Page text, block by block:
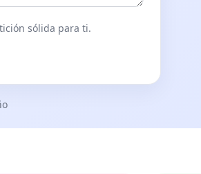
sólida para ti.